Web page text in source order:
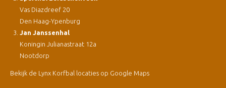
Vas Diazdreef 20
Den Haag-Ypenburg
Jan Janssenhal
Koningin Julianastraat 12a
Nootdorp
Bekijk de Lynx Korfbal locaties op Google Maps